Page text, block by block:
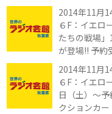
2014年11月
６F：イエロ
たちの戦場
が登場!! 予約
2014年11月
６F：イエロ
日（土）〜
クションカ